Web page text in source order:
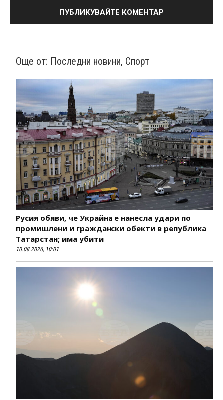
Още от: Последни новини, Спорт
Русия обяви, че Украйна е нанесла удари по
промишлени и граждански обекти в република
Татарстан; има убити
10.08.2026, 10:01